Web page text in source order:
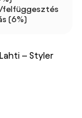
felfüggesztés
(6%)
– Styler